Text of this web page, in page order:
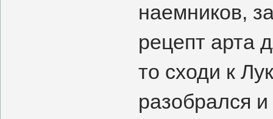
наемников,
рецепт арта
то сходи к
разобрался